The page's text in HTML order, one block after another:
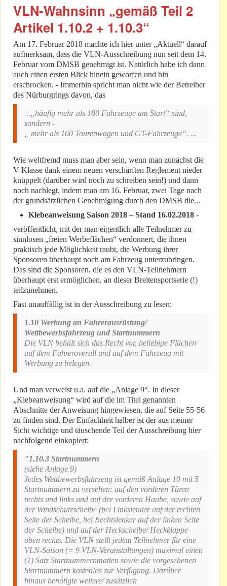
VLN-Wahnsinn „gemäß Teil 2
Artikel 1.10.2 + 1.10.3“
Am 17. Februar 2018 machte ich hier unter „Aktuell“ darauf
aufmerksam, dass die VLN-Ausschreibung nun seit dem 14.
Februar vom DMSB genehmigt ist. Natürlich habe ich dann
auch einen ersten Blick hinein geworfen und bin
erschrocken. - Immerhin spricht man nicht wie der Betreiber
des Nürburgrings davon, das
...„häufig mehr als 180 Fahrzeuge am Start“ sind,
sondern -
„ mehr als 160 Tourenwagen und GT-Fahrzeuge“. ...
Wie weltfremd muss man aber sein, wenn man zunächst die
V-Klasse dank einem neuen verschärften Reglement nieder
knüppelt (darüber wird noch zu schreiben sein!) und dann
noch nachlegt, indem man am 16. Februar, zwei Tage nach
der grundsätzlichen Genehmigung durch den DMSB die...
Klebeanweisung Saison 2018 – Stand 16.02.2018 -
veröffentlicht, mit der man eigentlich alle Teilnehmer zu
sinnlosen „freien Werbeflächen“ verdonnert, die ihnen
praktisch jede Möglichkeit raubt, die Werbung ihrer
Sponsoren überhaupt noch am Fahrzeug unterzubringen.
Das sind die Sponsoren, die es den VLN-Teilnehmern
überhaupt erst ermöglichen, an dieser Breitensportserie (!)
teilzunehmen.
Fast unauffällig ist in der Ausschreibung zu lesen:
1.10 Werbung an Fahrerausrüstung/
Wettbewerbsfahrzeug und Startnummern
Die VLN behält sich das Recht vor, beliebige Flächen
auf dem Fahreroverall und auf dem Fahrzeug mit
Werbung zu belegen.
Und man verweist u.a. auf die „Anlage 9“. In dieser
„Klebeanweisung“ wird auf die im Titel genannten
Abschnitte der Anweisung hingewiesen, die auf Seite 55-56
zu finden sind. Der Einfachheit halber ist der aus meiner
Sicht wichtige und täuschende Teil der Ausschreibung hier
nachfolgend einkopiert:
"1.10.3 Startnummern
(siehe Anlage 9)
Jedes Wettbewerbsfahrzeug ist gemäß Anlage 10 mit 5
Startnummern zu versehen: auf den vorderen Türen
rechts und links und auf der vorderen Haube, sowie auf
der Windschutzscheibe (bei Linkslenker auf der rechten
Seite der Scheibe, bei Rechtslenker auf der linken Seite
der Scheibe) und auf der Heckscheibe/ Heckklappe
oben rechts. Die VLN stellt jedem Teilnehmer für eine
VLN-Saison (= 9 VLN-Veranstaltungen) maximal einen
(1) Satz Startnummernmatten sowie die vorgesehenen
Startnummern kostenlos zur Verfügung. Darüber
hinaus benötigte weitere/ zusätzlich